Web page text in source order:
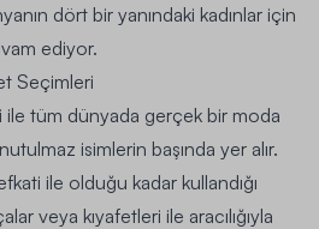
dört bir yanındaki kadınlar için
ediyor.
Seçimleri
ile tüm dünyada gerçek bir moda
isimlerin başında yer alır.
ile olduğu kadar kullandığı
veya kıyafetleri ile aracılığıyla